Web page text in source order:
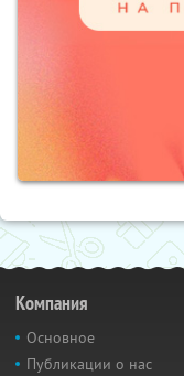
Компания
Основное
Публикации о нас